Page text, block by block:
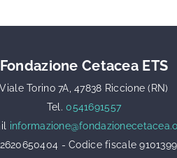
Fondazione Cetacea ETS
Viale Torino 7A, 47838 Riccione (RN)
Tel.0541691557
- Codice fiscale